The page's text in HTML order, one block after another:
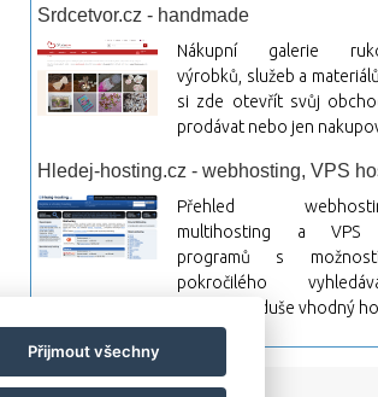
Srdcetvor.cz - handmade
Nákupní galerie
výrobků, služeb a
si zde otevřít svůj
prodávat nebo jen
Hledej-hosting.cz - webhosting, VPS
Přehled
multihosting a VPS
programů s
pokročilého
porovnávání. Najděte si jednoduše vhodný
Přijmout všechny